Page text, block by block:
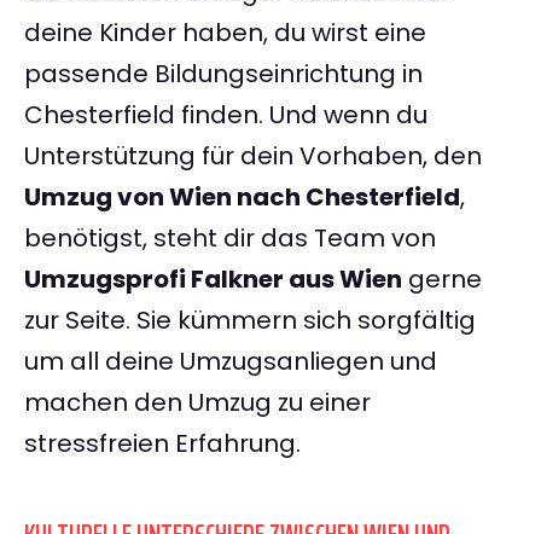
deine Kinder haben, du wirst eine
passende Bildungseinrichtung in
Chesterfield finden. Und wenn du
Unterstützung für dein Vorhaben, den
Umzug von Wien nach Chesterfield,
benötigst, steht dir das Team von
Umzugsprofi Falkner aus Wien gerne
zur Seite. Sie kümmern sich sorgfältig
um all deine Umzugsanliegen und
machen den Umzug zu einer
stressfreien Erfahrung.